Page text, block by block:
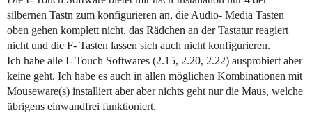
silbernen Tastn zum konfigurieren an, die Audio- Media Tasten
oben gehen komplett nicht, das Rädchen an der Tastatur reagiert
nicht und die F- Tasten lassen sich auch nicht konfigurieren.
Ich habe alle I- Touch Softwares (2.15, 2.20, 2.22) ausprobiert aber
keine geht. Ich habe es auch in allen möglichen Kombinationen mit
Mouseware(s) installiert aber aber nichts geht nur die Maus, welche
übrigens einwandfrei funktioniert.